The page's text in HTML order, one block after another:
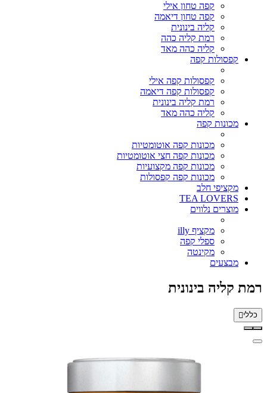
קפה טחון אילי
קפה טחון דיאמה
קליה בינונית
רמת קליה כהה
קליה כהה מאד
קפסולות קפה
קפסולות קפה אילי
קפסולות קפה דיאמה
רמת קליה בינונית
קליה כהה מאד
מכונות קפה
מכונות קפה אוטומטיות
מכונות קפה חצי אוטומטיות
מכונות קפה מקצועיות
מכונות קפה קפסולות
מקציפי חלב
TEA LOVERS
מוצרים נלווים
מקציף illy
ספלי קפה
מקינטה
מבצעים
רמת קליה בינונית
כללי